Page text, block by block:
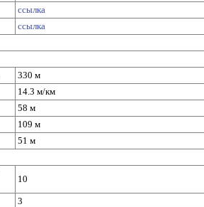
ссылка
ссылка
330 м
14.3 м/км
58 м
109 м
51 м
10
3